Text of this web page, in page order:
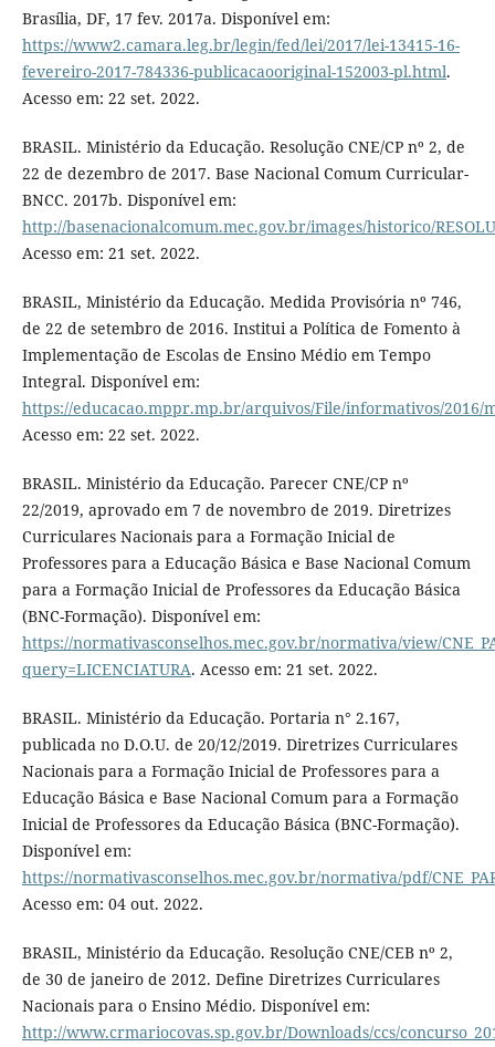
Brasília, DF, 17 fev. 2017a. Disponível em:
https://www2.camara.leg.br/legin/fed/lei/2017/lei-13415-16-
fevereiro-2017-784336-publicacaooriginal-152003-pl.html.
Acesso em: 22 set. 2022.
BRASIL. Ministério da Educação. Resolução CNE/CP nº 2, de
22 de dezembro de 2017. Base Nacional Comum Curricular-
BNCC. 2017b. Disponível em:
http://basenacionalcomum.mec.gov.br/images/historico/
Acesso em: 21 set. 2022.
BRASIL, Ministério da Educação. Medida Provisória nº 746,
de 22 de setembro de 2016. Institui a Política de Fomento à
Implementação de Escolas de Ensino Médio em Tempo
Integral. Disponível em:
https://educacao.mppr.mp.br/arquivos/File/informativos/2016/
Acesso em: 22 set. 2022.
BRASIL. Ministério da Educação. Parecer CNE/CP nº
22/2019, aprovado em 7 de novembro de 2019. Diretrizes
Curriculares Nacionais para a Formação Inicial de
Professores para a Educação Básica e Base Nacional Comum
para a Formação Inicial de Professores da Educação Básica
(BNC-Formação). Disponível em:
https://normativasconselhos.mec.gov.br/normativa/view/
query=LICENCIATURA. Acesso em: 21 set. 2022.
BRASIL. Ministério da Educação. Portaria n° 2.167,
publicada no D.O.U. de 20/12/2019. Diretrizes Curriculares
Nacionais para a Formação Inicial de Professores para a
Educação Básica e Base Nacional Comum para a Formação
Inicial de Professores da Educação Básica (BNC-Formação).
Disponível em:
https://normativasconselhos.mec.gov.br/normativa/pdf/
Acesso em: 04 out. 2022.
BRASIL, Ministério da Educação. Resolução CNE/CEB nº 2,
de 30 de janeiro de 2012. Define Diretrizes Curriculares
Nacionais para o Ensino Médio. Disponível em:
http://www.crmariocovas.sp.gov.br/Downloads/ccs/